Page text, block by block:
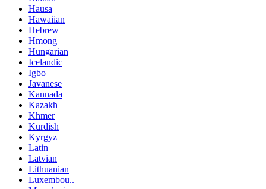
Hausa
Hawaiian
Hebrew
Hmong
Hungarian
Icelandic
Igbo
Javanese
Kannada
Kazakh
Khmer
Kurdish
Kyrgyz
Latin
Latvian
Lithuanian
Luxembou..